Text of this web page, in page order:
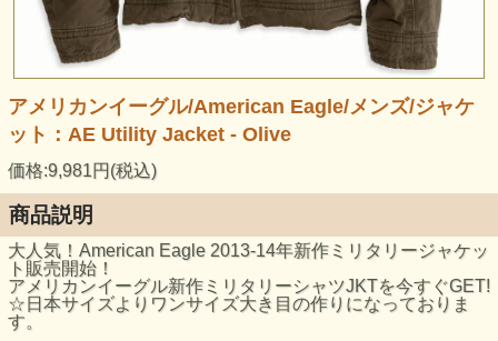
アメリカンイーグル/American Eagle/メンズ/ジャケ
ット：AE Utility Jacket - Olive
価格:9,981円(税込)
商品説明
大人気！American Eagle 2013-14年新作ミリタリージャケッ
ト販売開始！
アメリカンイーグル新作ミリタリーシャツJKTを今すぐGET!
☆日本サイズよりワンサイズ大き目の作りになっておりま
す。